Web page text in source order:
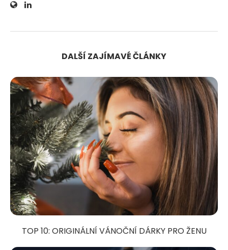
DALŠÍ ZAJÍMAVÉ ČLÁNKY
TOP 10: ORIGINÁLNÍ VÁNOČNÍ DÁRKY PRO ŽENU